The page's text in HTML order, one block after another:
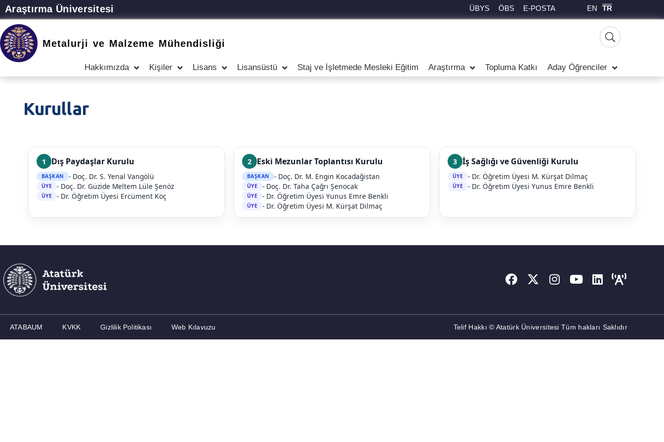
Araştırma Üniversitesi ÜBYS ÖBS E-POSTA EN TR
Metalurji ve Malzeme Mühendisliği
Hakkımızda Kişiler Lisans Lisansüstü Staj ve İşletmede Mesleki Eğitim Araştırma Topluma Katkı Aday Öğrenciler
Kurullar
1 Dış Paydaşlar Kurulu
BAŞKAN - Doç. Dr. S. Yenal Vangölü
ÜYE - Doç. Dr. Güzide Meltem Lüle Şenöz
ÜYE - Dr. Öğretim Üyesi Ercüment Koç
2 Eski Mezunlar Toplantısı Kurulu
BAŞKAN - Doç. Dr. M. Engin Kocadağistan
ÜYE - Doç. Dr. Taha Çağrı Şenocak
ÜYE - Dr. Öğretim Üyesi Yunus Emre Benkli
ÜYE - Dr. Öğretim Üyesi M. Kürşat Dilmaç
3 İş Sağlığı ve Güvenliği Kurulu
ÜYE - Dr. Öğretim Üyesi M. Kürşat Dilmaç
ÜYE - Dr. Öğretim Üyesi Yunus Emre Benkli
ATABAUM KVKK Gizlilik Politikası Web Kılavuzu Telif Hakkı © Atatürk Üniversitesi Tüm hakları Saklıdır